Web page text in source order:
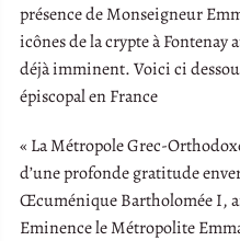
présence de Monseigneur
icônes de la crypte à Fontenay
déjà imminent. Voici ci
épiscopal en France
« La Métropole Grec-
d’une profonde gratitude
Œcuménique Bartholomée I,
Eminence le Métropolite